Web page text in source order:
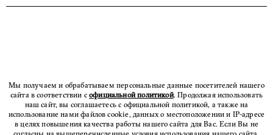
Мы получаем и обрабатываем персональные данные посетителей нашего
сайта в соответствии софициальной политикой. Продолжая использовать
наш сайт, вы соглашаетесь с официальной политикой, а также на
использование нами файлов cookie, данных о местоположении и IP-адресе
в целях повышения качества работы нашего сайта для Вас. Если Вы не